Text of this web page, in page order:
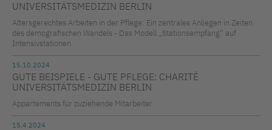
UNIVERSITÄTSMEDIZIN BERLIN
Altersgerechtes Arbeiten in der Pflege: Ein zentrales Anliegen in Zeiten
des demografischen Wandels - Das Modell „Stationsempfang“ auf
Intensivstationen
15.10.2024
GUTE BEISPIELE - GUTE PFLEGE: CHARITÉ
UNIVERSITÄTSMEDIZIN BERLIN
Appartements für zuziehende Mitarbeiter
15.4.2024